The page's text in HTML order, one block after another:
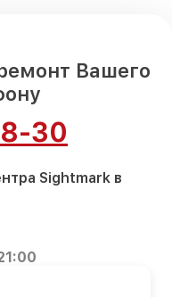
Вашего
30
Sightmark в